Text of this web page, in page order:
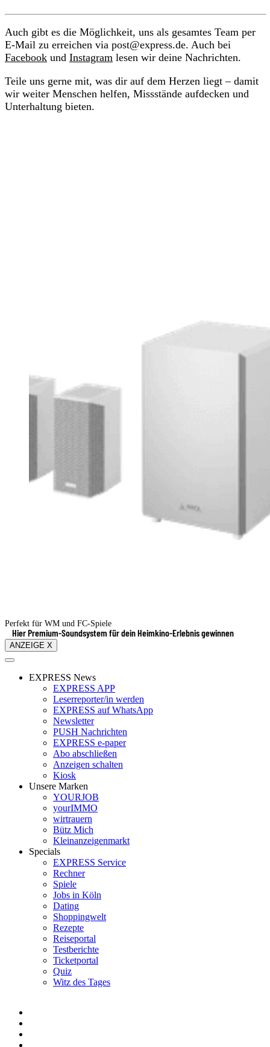
Auch gibt es die Möglichkeit, uns als gesamtes Team per
E-Mail zu erreichen via post@express.de. Auch bei
Facebook und Instagram lesen wir deine Nachrichten.
Teile uns gerne mit, was dir auf dem Herzen liegt – damit
wir weiter Menschen helfen, Missstände aufdecken und
Unterhaltung bieten.
Perfekt für WM und FC-Spiele
Hier Premium-Soundsystem für dein Heimkino-Erlebnis gewinnen
ANZEIGE X
EXPRESS News
EXPRESS APP
Leserreporter/in werden
EXPRESS auf WhatsApp
Newsletter
PUSH Nachrichten
EXPRESS e-paper
Abo abschließen
Anzeigen schalten
Kiosk
Unsere Marken
YOURJOB
yourIMMO
wirtrauern
Bütz Mich
Kleinanzeigenmarkt
Specials
EXPRESS Service
Rechner
Spiele
Jobs in Köln
Dating
Shoppingwelt
Rezepte
Reiseportal
Testberichte
Ticketportal
Quiz
Witz des Tages